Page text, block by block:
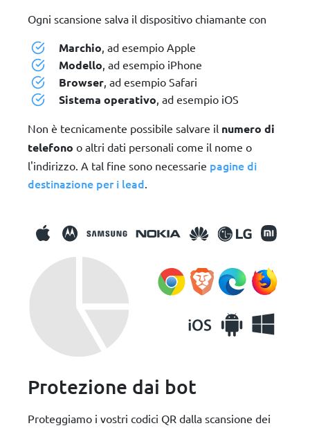
Ogni scansione salva il dispositivo chiamante con
Marchio , ad esempio Apple
Modello , ad esempio iPhone
Browser , ad esempio Safari
Sistema operativo , ad esempio iOS
Non è tecnicamente possibile salvare il numero di
telefono o altri dati personali come il nome o
l'indirizzo. A tal fine sono necessarie pagine di
destinazione per i lead
Protezione dai bot
Proteggiamo i vostri codici QR dalla scansione dei